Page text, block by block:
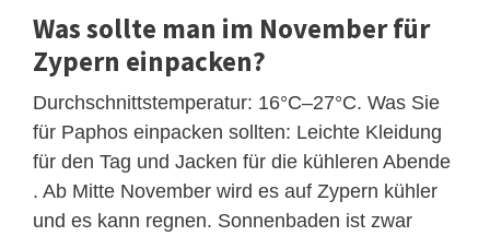
Was sollte man im November für
Zypern einpacken?
Durchschnittstemperatur: 16°C–27°C. Was Sie
für Paphos einpacken sollten: Leichte Kleidung
für den Tag und Jacken für die kühleren Abende
. Ab Mitte November wird es auf Zypern kühler
und es kann regnen. Sonnenbaden ist zwar